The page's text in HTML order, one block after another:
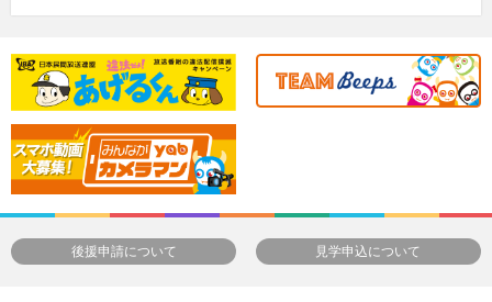
後援申請について 見学申込について